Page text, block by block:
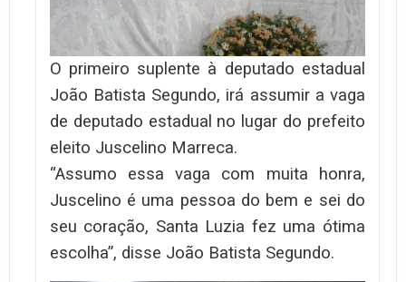
O primeiro suplente à deputado estadual
João Batista Segundo, irá assumir a vaga
de deputado estadual no lugar do prefeito
eleito Juscelino Marreca.
“Assumo essa vaga com muita honra,
Juscelino é uma pessoa do bem e sei do
seu coração, Santa Luzia fez uma ótima
escolha”, disse João Batista Segundo.